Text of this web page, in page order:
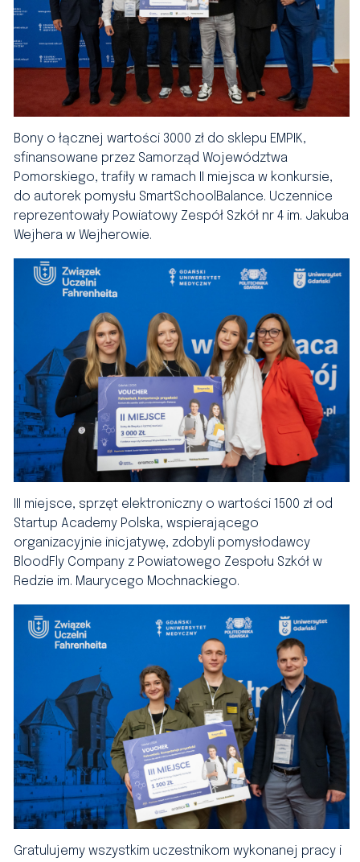
Bony o łącznej wartości 3000 zł do sklepu EMPIK,
sfinansowane przez Samorząd Województwa
Pomorskiego, trafiły w ramach II miejsca w konkursie,
do autorek pomysłu SmartSchoolBalance. Uczennice
reprezentowały Powiatowy Zespół Szkół nr 4 im. Jakuba
Wejhera w Wejherowie.
III miejsce, sprzęt elektroniczny o wartości 1500 zł od
Startup Academy Polska, wspierającego
organizacyjnie inicjatywę, zdobyli pomysłodawcy
BloodFly Company z Powiatowego Zespołu Szkół w
Redzie im. Maurycego Mochnackiego.
Gratulujemy wszystkim uczestnikom wykonanej pracy i